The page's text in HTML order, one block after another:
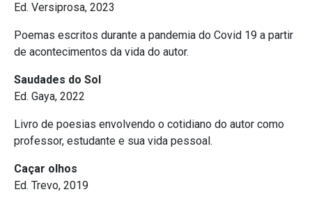
Ed. Versiprosa, 2023
Poemas escritos durante a pandemia do Covid 19 a partir
de acontecimentos da vida do autor.
Saudades do Sol
Ed. Gaya, 2022
Livro de poesias envolvendo o cotidiano do autor como
professor, estudante e sua vida pessoal.
Caçar olhos
Ed. Trevo, 2019